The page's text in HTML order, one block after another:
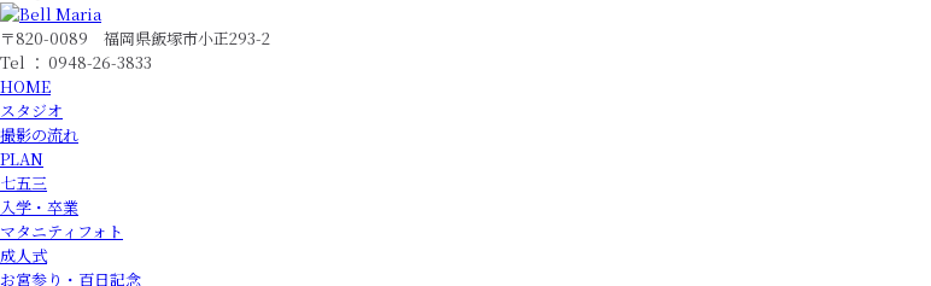
〒820-0089 福岡県飯塚市小正293-2
Tel ： 0948-26-3833
HOME
スタジオ
撮影の流れ
PLAN
七五三
入学・卒業
マタニティフォト
成人式
お宮参り・百日記念